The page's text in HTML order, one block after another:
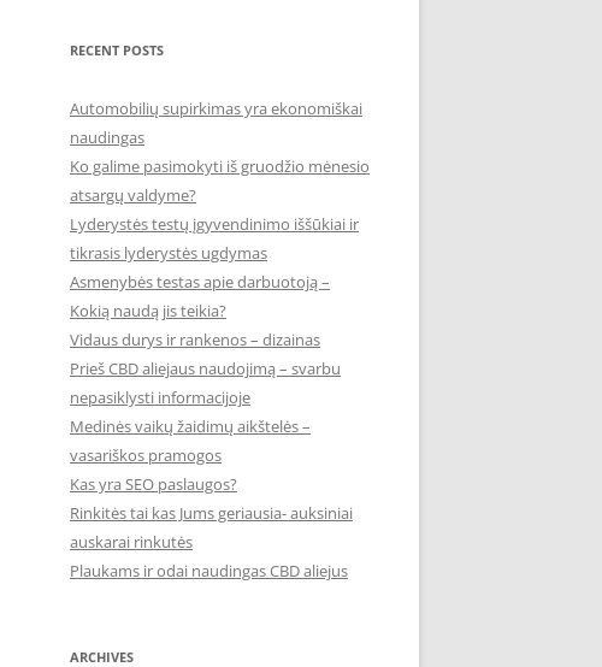
RECENT POSTS
Automobilių supirkimas yra ekonomiškai
naudingas
Ko galime pasimokyti iš gruodžio mėnesio
atsargų valdyme?
Lyderystės testų įgyvendinimo iššūkiai ir
tikrasis lyderystės ugdymas
Asmenybės testas apie darbuotoją –
Kokią naudą jis teikia?
Vidaus durys ir rankenos – dizainas
Prieš CBD aliejaus naudojimą – svarbu
nepasiklysti informacijoje
Medinės vaikų žaidimų aikštelės –
vasariškos pramogos
Kas yra SEO paslaugos?
Rinkitės tai kas Jums geriausia- auksiniai
auskarai rinkutės
Plaukams ir odai naudingas CBD aliejus
ARCHIVES